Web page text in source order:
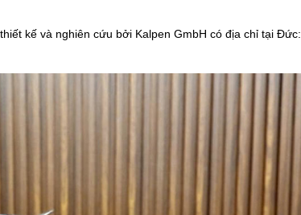
kế và nghiên cứu bởi Kalpen GmbH có địa chỉ tại Đức: